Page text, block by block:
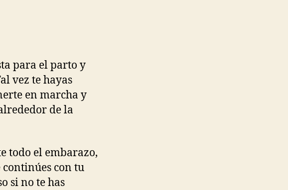
ayudarmepara el parto y
vez te hayas
en marcha y
de la
todo el embarazo,
continúes con tu
si no te has